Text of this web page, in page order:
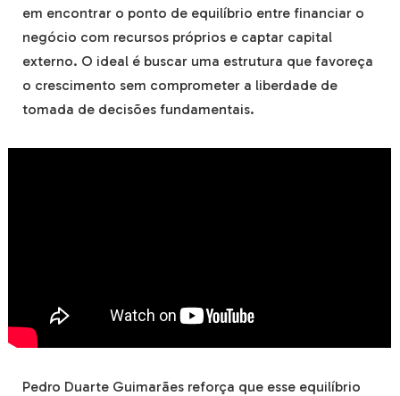
em encontrar o ponto de equilíbrio entre financiar o
negócio com recursos próprios e captar capital
externo. O ideal é buscar uma estrutura que favoreça
o crescimento sem comprometer a liberdade de
tomada de decisões fundamentais.
Pedro Duarte Guimarães reforça que esse equilíbrio